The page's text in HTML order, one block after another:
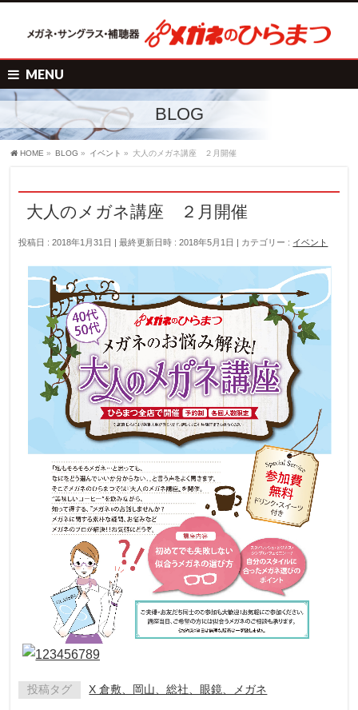
MENU
BLOG
HOME » BLOG » イベント » 大人のメガネ講座 ２月開催
大人のメガネ講座 ２月開催
投稿日 : 2018年1月31日 最終更新日時 : 2018年5月1日 カテゴリー : イベント
投稿タグ X 倉敷、岡山、総社、眼鏡、メガネ